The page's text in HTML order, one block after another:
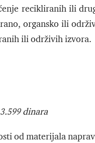
recikliranih ili
organsko ili
ili održivih izvora.
dinara
od materijala